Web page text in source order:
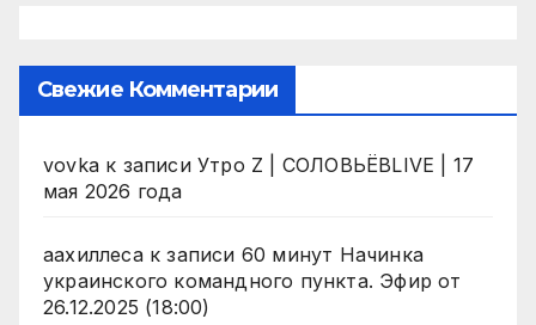
Свежие Комментарии
vovka к записи Утро Z | СОЛОВЬЁВLIVE | 17
мая 2026 года
аахиллесак записи 60 минут Начинка
украинского командного пункта. Эфир от
26.12.2025 (18:00)